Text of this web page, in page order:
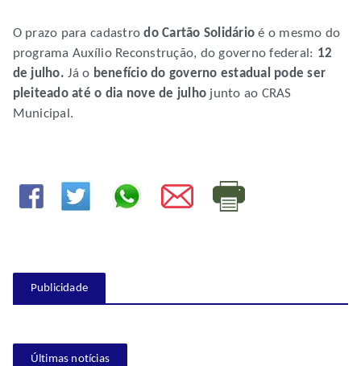
O prazo para cadastro do Cartão Solidário é o mesmo do
programa Auxílio Reconstrução, do governo federal: 12
de julho.Já o benefício do governo estadual pode ser
pleiteado até o dia nove de julho junto ao CRAS
Municipal.
Publicidade
Últimas notícias